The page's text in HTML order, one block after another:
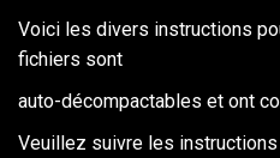
Voici les divers instructions
fichiers sont
auto-décompactables et ont
Veuillez suivre les instructions